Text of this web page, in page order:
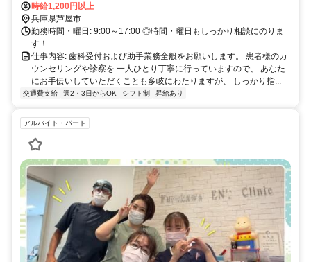
急バス「芦屋浜営業所」行き「シーサイドセンター」下車すぐ
時給1,200円以上
兵庫県芦屋市
勤務時間・曜日: 9:00～17:00 ◎時間・曜日もしっかり相談にのりま
す！
仕事内容: 歯科受付および助手業務全般をお願いします。 患者様のカ
ウンセリングや診察を 一人ひとり丁寧に行っていますので、 あなた
にお手伝いしていただくことも多岐にわたりますが、 しっかり指...
交通費支給 週2・3日からOK シフト制 昇給あり
アルバイト・パート